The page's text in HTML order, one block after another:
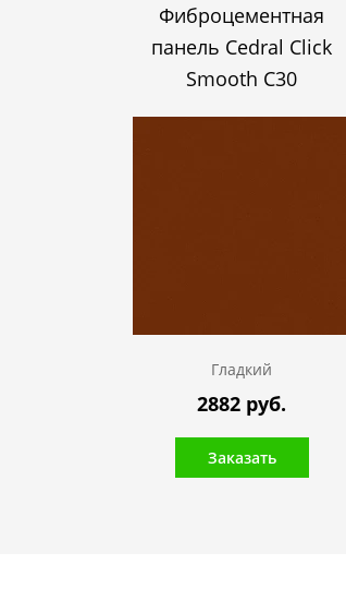
Фиброцементная
панель Cedral Click
Smooth C30
Гладкий
2882 руб.
Заказать